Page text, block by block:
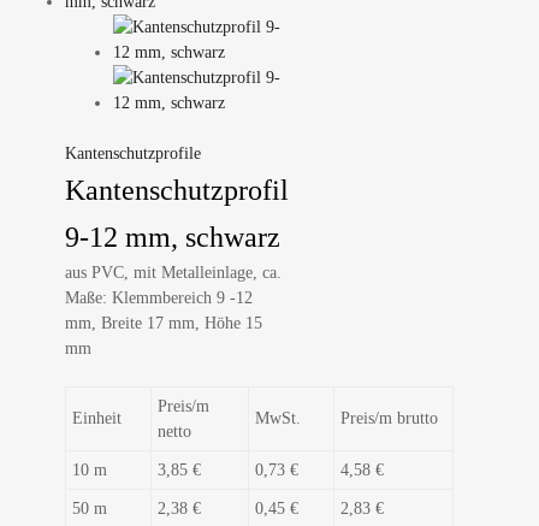
Kantenschutzprofile
Kantenschutzprofil
9-12 mm, schwarz
aus PVC, mit Metalleinlage, ca.
Maße: Klemmbereich 9 -12
mm, Breite 17 mm, Höhe 15
mm
Einheit
Preis/m
netto
MwSt. Preis/m brutto
10 m 3,85 € 0,73 € 4,58 €
50 m 2,38 € 0,45 € 2,83 €